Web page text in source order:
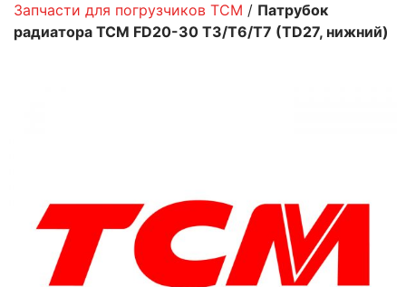
Запчасти для погрузчиков TCM / Патрубок
радиатора TCM FD20-30 T3/T6/T7 (TD27, нижний)